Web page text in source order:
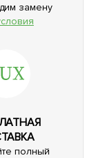
замену
полный